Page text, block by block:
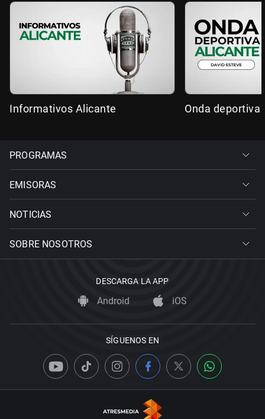
Informativos Alicante Onda deportiva
PROGRAMAS
EMISORAS
NOTICIAS
SOBRE NOSOTROS
DESCARGA LA APP
Android iOS
SÍGUENOS EN